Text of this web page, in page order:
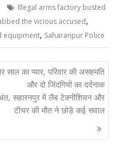
Illegal arms factory busted
the vicious accused,
equipment, Saharanpur Police
साल का प्यार, परिवार की असहमति
और दो जिंदगियों का दर्दनाक
सहारनपुर में लैब टेक्नीशियन और
टीचर की मौत ने छोड़े कई सवाल